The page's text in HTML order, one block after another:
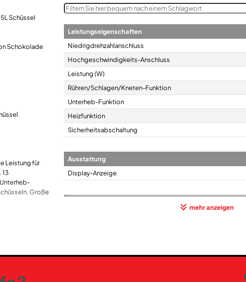
Schüssel
Schokolade
Leistung für
Große
Leistungseigenschaften
Niedrigdrehzahlanschluss
Hochgeschwindigkeits-Anschluss
Leistung (W)
Rühren/Schlagen/Kneten-Funktion
Unterheb-Funktion
Heizfunktion
Sicherheitsabschaltung
Ausstattung
Display-Anzeige
Anzahl der Geschwindigkeitsstufen
mehr anzeigen